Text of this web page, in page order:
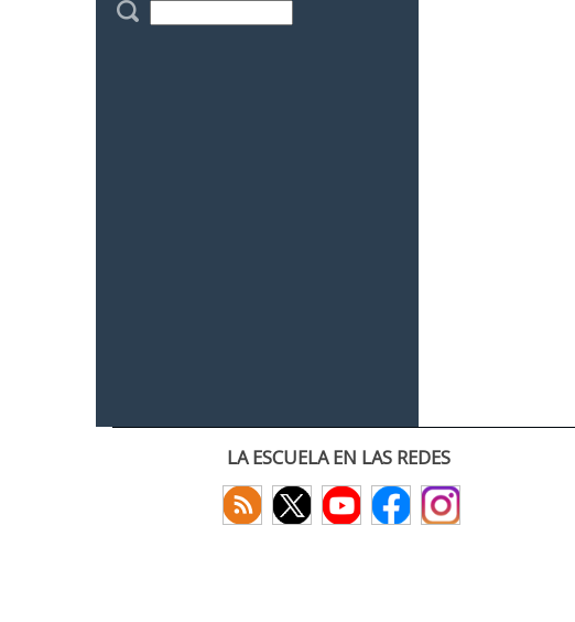
LA ESCUELA EN LAS REDES